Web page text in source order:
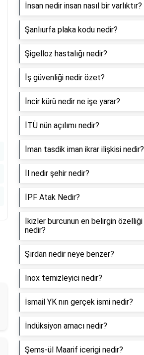
İnsan nedir insan nasıl bir varlıktır?
Şanlıurfa plaka kodu nedir?
Şigelloz hastalığı nedir?
İş güvenliği nedir özet?
İncir kürü nedir ne işe yarar?
İTÜ nün açılımı nedir?
İman tasdik iman ikrar ilişkisi nedir?
İl nedir şehir nedir?
İPF Atak Nedir?
İkizler burcunun en belirgin özelliği
nedir?
Şırdan nedir neye benzer?
İnox temizleyici nedir?
İsmail YK nın gerçek ismi nedir?
İndüksiyon amacı nedir?
Şems-ül Maarif icerigi nedir?